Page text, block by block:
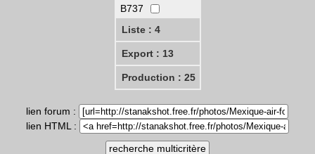
B737
Liste : 4
Export : 13
Production : 25
lien forum :
lien HTML :